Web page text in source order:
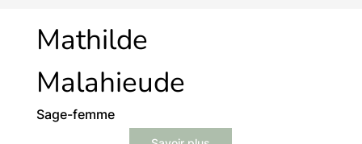
Mathilde
Malahieude
Sage-femme